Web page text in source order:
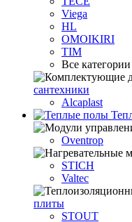
Viega
HL
OMOIKIRI
TIM
Все
сантехники
Alcaplast
Oventrop
STICH
Valtec
плиты
STOUT